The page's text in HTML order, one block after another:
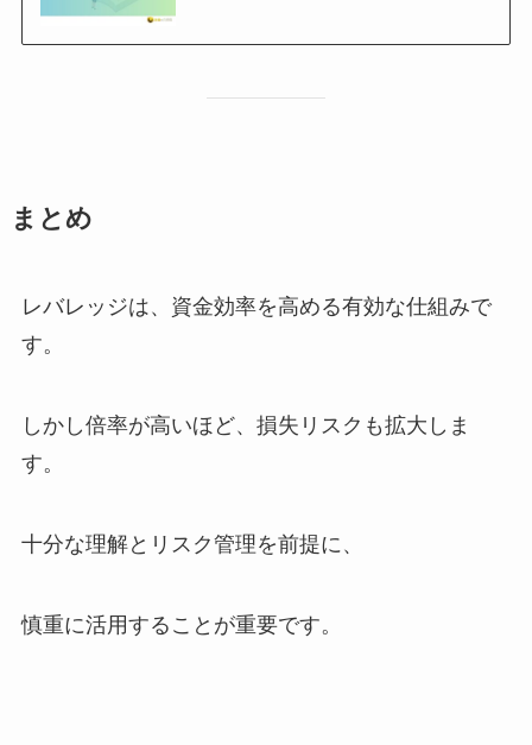
まとめ
レバレッジは、資金効率を高める有効な仕組みで
す。
しかし倍率が高いほど、損失リスクも拡大しま
す。
十分な理解とリスク管理を前提に、
慎重に活用することが重要です。